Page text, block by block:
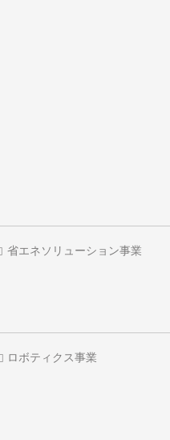
省エネソリューション事業
ロボティクス事業